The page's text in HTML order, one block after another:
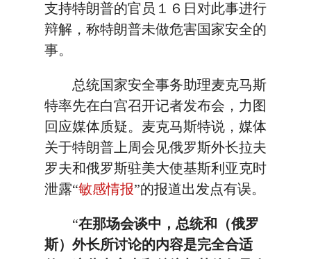
支持特朗普的官员１６日对此事进行
辩解，称特朗普未做危害国家安全的
事。
总统国家安全事务助理麦克马斯
特率先在白宫召开记者发布会，力图
回应媒体质疑。麦克马斯特说，媒体
关于特朗普上周会见俄罗斯外长拉夫
罗夫和俄罗斯驻美大使基斯利亚克时
泄露“敏感情报”的报道出发点有误。
“在那场会谈中，总统和（俄罗
斯）外长所讨论的内容是完全合适